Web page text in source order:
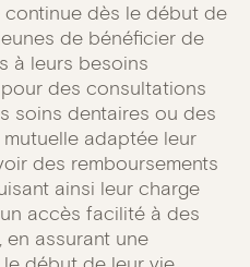
continue dès le début de
de bénéficier de
à leurs besoins
des consultations
soins dentaires ou des
adaptée leur
des remboursements
ainsi leur charge
accès facilité à des
en assurant une